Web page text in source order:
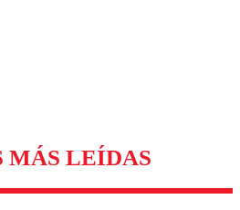
MÁS LEÍDAS